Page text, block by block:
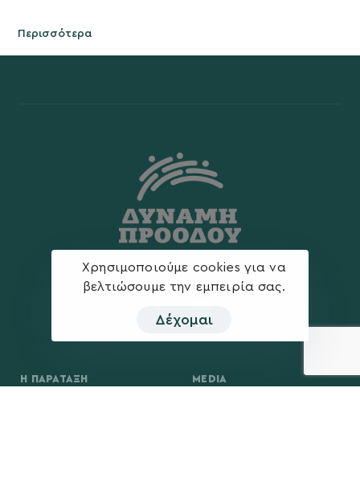
Περισσότερα
Η ΠΑΡΆΤΑΞΗ MEDIA
Χρησιμοποιούμε cookies για να
βελτιώσουμε την εμπειρία σας.
Δέχομαι